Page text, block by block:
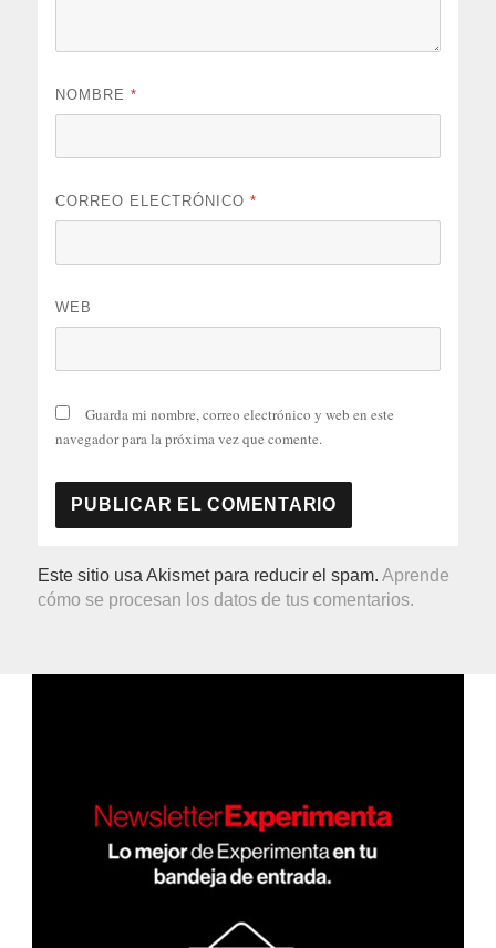
NOMBRE*
CORREO ELECTRÓNICO*
WEB
Guarda mi nombre, correo electrónico y web en este
navegador para la próxima vez que comente.
Este sitio usa Akismet para reducir el spam.Aprende
cómo se procesan los datos de tus comentarios.